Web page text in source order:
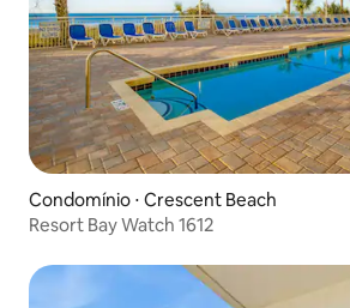
Condomínio ⋅ Crescent Beach
Resort Bay Watch 1612